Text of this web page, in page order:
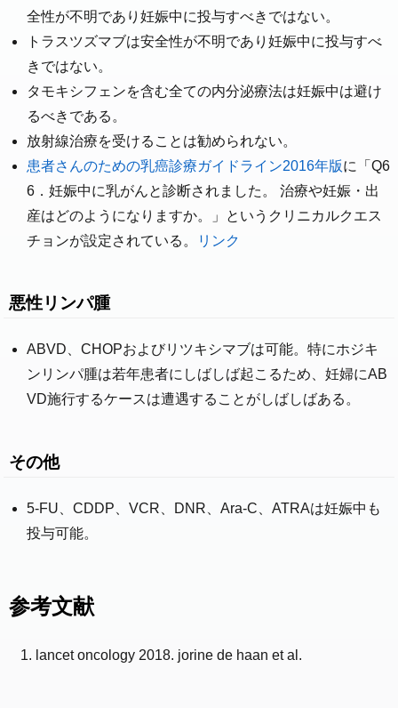
全性が不明であり妊娠中に投与すべきではない。
トラスツズマブは安全性が不明であり妊娠中に投与すべ
きではない。
タモキシフェンを含む全ての内分泌療法は妊娠中は避け
るべきである。
放射線治療を受けることは勧められない。
患者さんのための乳癌診療ガイドライン2016年版に「Q6
6．妊娠中に乳がんと診断されました。 治療や妊娠・出
産はどのようになりますか。」というクリニカルクエス
チョンが設定されている。
リンク
悪性リンパ腫
ABVD、CHOPおよびリツキシマブは可能。特にホジキ
ンリンパ腫は若年患者にしばしば起こるため、妊婦にAB
VD施行するケースは遭遇することがしばしばある。
その他
5-FU、CDDP、VCR、DNR、Ara-C、ATRAは妊娠中も
投与可能。
参考文献
lancet oncology 2018. jorine de haan et al.